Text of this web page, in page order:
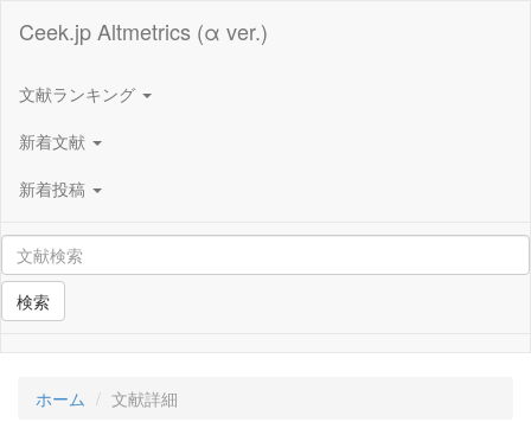
Ceek.jp Altmetrics (α ver.)
文献ランキング
新着文献
新着投稿
検索
ホーム 文献詳細